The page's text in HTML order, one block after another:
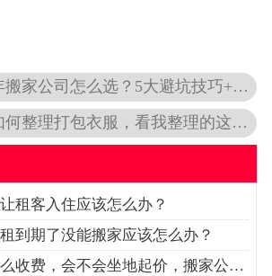
上一条：2025年搬家公司怎么选？5大避坑技巧+费用明细全解析
下一条：搬家如何整理打包衣服，看我整理的这篇就够了
租客入住应该怎么办？
到期了没能搬家应该怎么办？
收费，会不会坐地起价，搬家公…